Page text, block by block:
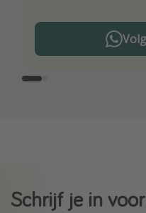
Schrijf je in